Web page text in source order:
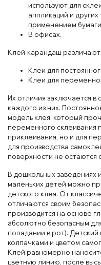
используют для
аппликаций и
применением
В офисах.
Клей-карандаш различают
Клеи для
Клеи для
Их отличия заключается в
каждого из них.
модель клея, который
переменного склеивания
приклеивания, но и для
для производства
поверхности не остаются
В дошкольных заведениях
маленьких детей можно
детского клея. От
отличаются своим
производится на основе
абсолютно безопасным
попадании в рот).
колпачками и цветом
Клей равномерно
цветную линию, после